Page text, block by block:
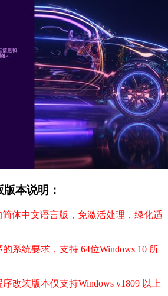
本说明：
简体中文语言版，免激活处理，绿化适
系统要求，支持 64位Windows 10 所
改装版本仅支持Windows v1809 以上